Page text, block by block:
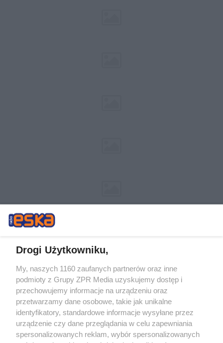
Żaden utwór zamieszczony w serwisie nie może być powielany i
rozpowszechniany lub dalej rozpowszechniany w jakikolwiek sposób (w
tym także elektroniczny lub mechaniczny) na jakimkolwiek polu
eksploatacji w jakiejkolwiek formie, włącznie z umieszczaniem w
Internecie bez pisemnej zgody właściciela praw. Jakiekolwiek użycie lub
wykorzystanie utworów w całości lub w części z naruszeniem prawa,
tzn. bez właściwej zgody, jest zabronione pod groźbą kary i może być
ścigane prawnie.
Drogi Użytkowniku,
My, naszych 1160 zaufanych partnerów oraz inne
podmioty z Grupy ZPR Media uzyskujemy dostęp i
przechowujemy informacje na urządzeniu oraz
przetwarzamy dane osobowe, takie jak unikalne
identyfikatory, standardowe informacje wysyłane przez
urządzenie czy dane przeglądania w celu zapewniania
spersonalizowanych reklam, wybór spersonalizowanych